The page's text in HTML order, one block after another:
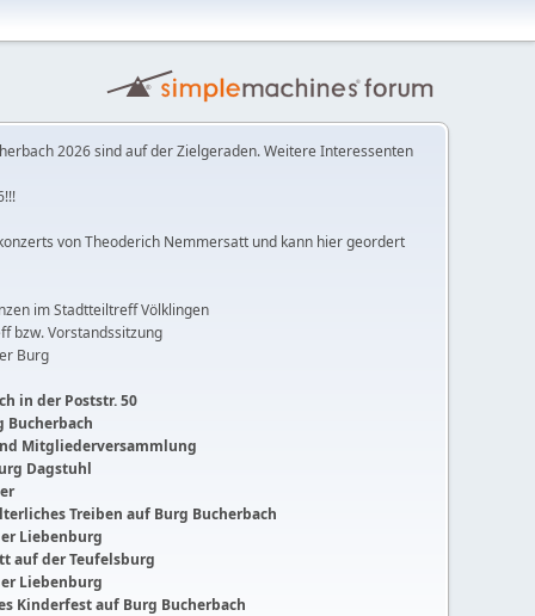
2026 sind auf der Zielgeraden. Weitere Interessenten
von Theoderich Nemmersatt und kann hier geordert
im Stadtteiltreff Völklingen
bzw. Vorstandssitzung
Burg
in der Poststr. 50
Bucherbach
Mitgliederversammlung
Dagstuhl
Treiben auf Burg Bucherbach
Liebenburg
auf der Teufelsburg
Liebenburg
Kinderfest auf Burg Bucherbach